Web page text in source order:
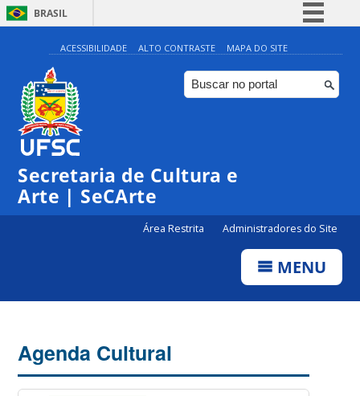
BRASIL
Simplifique!
Comunica BR
Participe
ACESSIBILIDADE ALTO CONTRASTE MAPA DO SITE
Secretaria de Cultura e
Arte | SeCArte
Área Restrita Administradores do Site
MENU
Agenda Cultural
0:00
1:00
5:00
◤Inscrições | Projeto 12:30